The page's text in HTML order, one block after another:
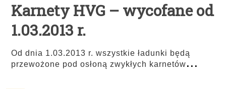
Karnety HVG – wycofane od
1.03.2013 r.
Od dnia 1.03.2013 r. wszystkie ładunki będą
przewożone pod osłoną zwykłych karnetów...